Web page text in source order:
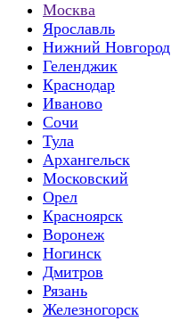
Москва
Ярославль
Нижний Новгород
Геленджик
Краснодар
Иваново
Сочи
Тула
Архангельск
Московский
Орел
Красноярск
Воронеж
Ногинск
Дмитров
Рязань
Железногорск